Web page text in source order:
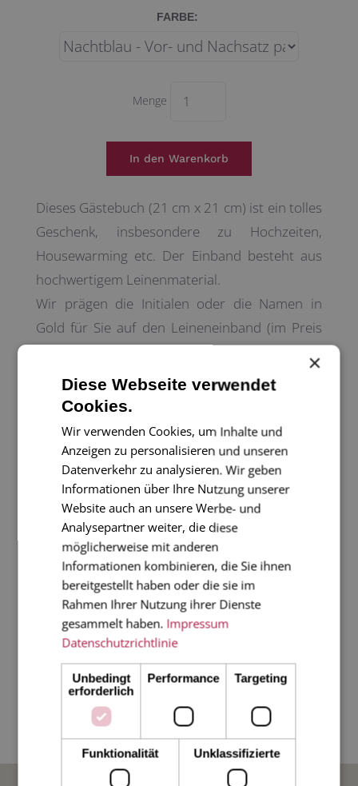
FARBE:
Menge
Dieses Gästebuch (21 cm x 21 cm) ist ein tolles
Geschenk, insbesondere zu Hochzeiten,
Housewarming etc. Der Einband besteht aus
hochwertigem Leinenmaterial.
Wir prägen die Initialen oder die Namen in
Gold für Sie auf den Leineneinband (im Preis
inbegriffen ist die Prägung für 1 Zeile).
Bitte schreiben Sie uns in den
Bestellbemerkungen, was Sie eingedruckt
haben möchten. Wir melden uns bei Ihnen mit
einer Vorschau, bevor das Buch für Sie
produziert wird.
Das Inhalts-Papier ist Munken Pure in 120g. Es
lässt sich wunderbar beschreiben und hat
einen leicht ecru farbenen Stich.
Wir bieten dieses Gästebuch (128 Seiten) in 4
verschiedenen Farben an - machen Sie sich
und anderen eine Freude!
×
Diese Webseite verwendet
Cookies.
Wir verwenden Cookies, um Inhalte und
Anzeigen zu personalisieren und unseren
Datenverkehr zu analysieren. Wir geben
Informationen über Ihre Nutzung unserer
Website auch an unsere Werbe- und
Analysepartner weiter, die diese
möglicherweise mit anderen
Informationen kombinieren, die Sie ihnen
bereitgestellt haben oder die sie im
Rahmen Ihrer Nutzung ihrer Dienste
gesammelt haben. Impressum
Datenschutzrichtlinie
Unbedingt
erforderlich
Performance Targeting
Funktionalität Unklassifizierte